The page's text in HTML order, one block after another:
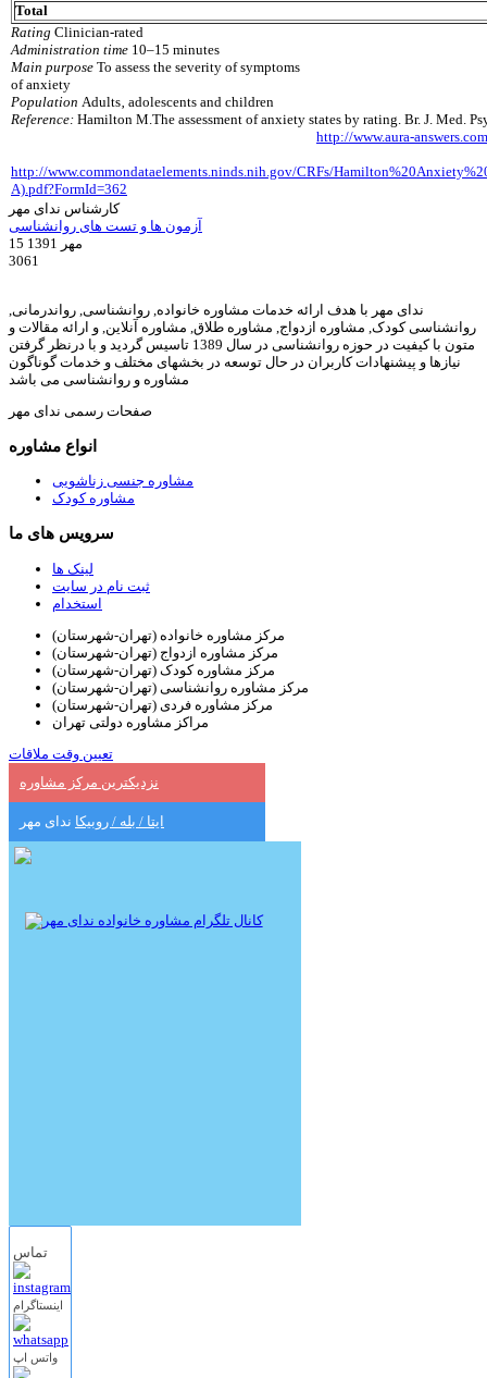
Total
Rating Clinician-rated
Administration time 10–15 minutes
Main purpose To assess the severity of symptoms
of anxiety
Population Adults‚ adolescents and children
Reference: Hamilton M.The assessment of anxiety states by rating. Br. J. Med.
http://www.aura-
http://www.commondataelements.ninds.nih.gov/CRFs/
A).pdf?FormId=362
کارشناس ندای مهر
آزمون ها و تست های روانشناسی
15 مهر 1391
3061
ندای مهر با هدف ارائه خدمات مشاوره خانواده, روانشناسی, رواندرمانی,
روانشناسی کودک, مشاوره ازدواج, مشاوره طلاق, مشاوره آنلاین, و ارائه مقالات و
متون با کیفیت در حوزه روانشناسی در سال 1389 تاسیس گردید و با درنظر گرفتن
نیازها و پیشنهادات کاربران در حال توسعه در بخشهای مختلف و خدمات گوناگون
مشاوره و روانشناسی می باشد
صفحات رسمی ندای مهر
انواع مشاوره
مشاوره جنسی زناشویی
مشاوره کودک
سرویس های ما
لینک ها
ثبت نام در سایت
استخدام
مرکز مشاوره خانواده (تهران-شهرستان)
مرکز مشاوره ازدواج (تهران-شهرستان)
مرکز مشاوره کودک (تهران-شهرستان)
مرکز مشاوره روانشناسی (تهران-شهرستان)
مرکز مشاوره فردی (تهران-شهرستان)
مراکز مشاوره دولتی تهران
تعیین وقت ملاقات
نزدیکترین مرکز مشاوره
ایتا / بله / روبیکا ندای مهر
تماس
اینستاگرام
واتس اپ